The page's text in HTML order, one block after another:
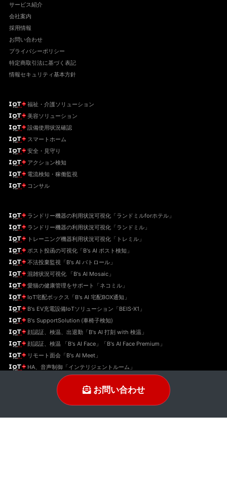
お問い合わせ
サービス紹介
会社案内
採用情報
お問い合わせ
プライバシーポリシー
特定商取引法に基づく表記
情報セキュリティ基本方針
福祉・介護ソリューション
美容ソリューション
設備使用状況確認
スマートホーム
安全・見守り
アクション検知
電流検知・稼働監視
コンサル
ランドリー機器の利用状況可視化「ランドミルforホテル」
ランドリー機器の利用状況可視化「ランドミル」
トレーニング機器利用状況可視化「トレミル」
ポスト投函の可視化「B's AI ポスト検知」
不法投棄監視「B's AI パトロール」
混雑状況可視化 「B's AI Mosaic」
愛猫の健康管理をサポート「ネコミル」
IoT宅配ボックス「B's AI 宅配BOX通知」
B's EV充電設備IoTソリューション「BEIS-X1」
B's SupportSolution (車椅子検知)
顔認証、検温、出退勤「B's AI 打刻 with 検温」
顔認証、検温 「B's AI Face」「B's AI Face Premium」
リモート面会「B's AI Meet」
HA、音声制御「インテリジェントルーム」
メール配信ソリューション「B's MSG Connect」